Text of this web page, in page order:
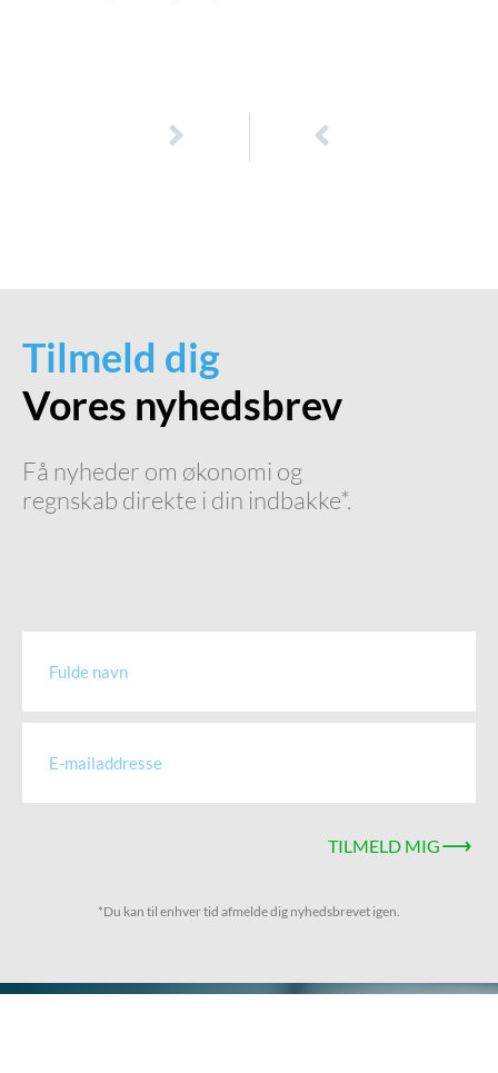
Tilmeld dig
Vores nyhedsbrev
Få nyheder om økonomi og
regnskab direkte i din indbakke*.
TILMELD MIG
*Du kan til enhver tid afmelde dig nyhedsbrevet igen.